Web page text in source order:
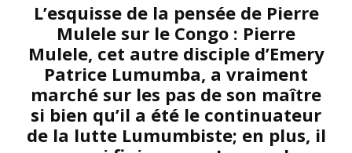
L’esquisse de la pensée de Pierre
Mulele sur le Congo : Pierre
Mulele, cet autre disciple d’Emery
Patrice Lumumba, a vraiment
marché sur les pas de son maître
si bien qu’il a été le continuateur
de la lutte Lumumbiste; en plus, il